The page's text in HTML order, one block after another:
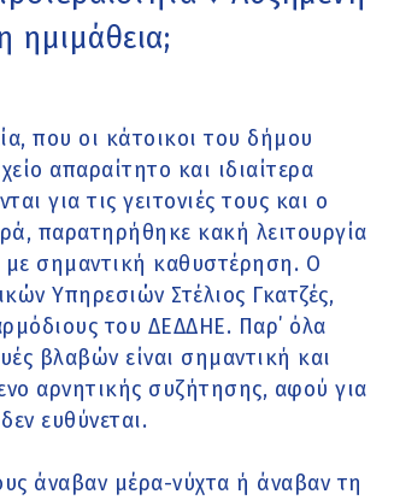
ημιμάθεια;
που οι κάτοικοι του δήμου
απαραίτητο και ιδιαίτερα
για τις γειτονιές τους και ο
παρατηρήθηκε κακή λειτουργία
σημαντική καθυστέρηση. Ο
Υπηρεσιών Στέλιος Γκατζές,
του ΔΕΔΔΗΕ. Παρ΄ όλα
βλαβών είναι σημαντική και
αρνητικής συζήτησης, αφού για
ευθύνεται.
άναβαν μέρα-νύχτα ή άναβαν τη